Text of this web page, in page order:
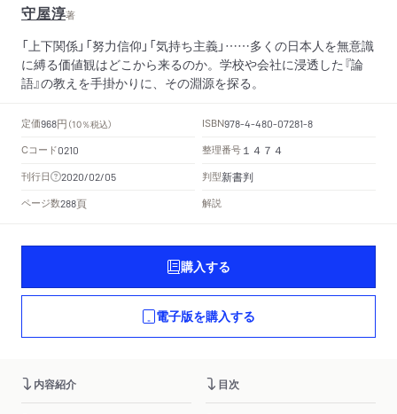
守屋淳著
「上下関係」「努力信仰」「気持ち主義」……多くの日本人を無意識
に縛る価値観はどこから来るのか。学校や会社に浸透した『論
語』の教えを手掛かりに、その淵源を探る。
定価968円 （10％税込） ISBN978-4-480-07281-8
Cコード0210 整理番号 １４７４
刊行日 2020/02/05 判型新書判
ページ数288頁 解説
購入する
電子版を購入する
内容紹介 目次